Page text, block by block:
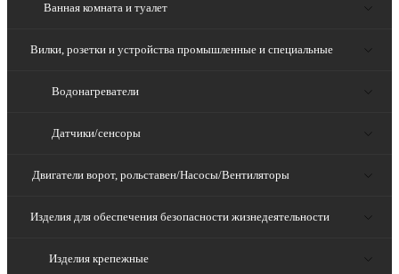
Ванная комната и туалет
Вилки, розетки и устройства промышленные и специальные
Водонагреватели
Датчики/сенсоры
Двигатели ворот, рольставен/Насосы/Вентиляторы
Изделия для обеспечения безопасности жизнедеятельности
Изделия крепежные